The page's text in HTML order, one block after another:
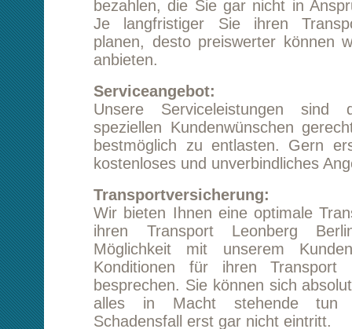
Transportversicherung:
Wir bieten Ihnen eine optimale
ihren Transport Leonberg Berlin. Sie
Möglichkeit mit unserem Kundenberater
Konditionen für ihren Transport
besprechen. Sie können sich absolut sicher
alles in Macht stehende tun
Schadensfall erst gar nicht eintritt.
Beiladung:
Sogenannte Beiladungen stellen eine sehr
Alternative zur Terminfracht dar. Sie sind
Transporttermins flexibel oder können
planen, so können wir Ihnen
Konditionen anbieten. Unsere Firma bietet
Transport Leonberg Berlin die Möglichkeit,
Rückfahrt durch einen Firmenkunden
lassen, dazu müssen diese Termine nur
passen oder durch unsere Disponenten
werden. Es besteht auch die
Transportmengen zusammenzufassen, was
Kosten für unsere Kunden reduziert.